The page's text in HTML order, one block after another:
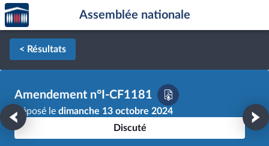
Aller au contenu
Aller en bas de la page
Accèder
à la
page
d'accueil
Assemblée nationale
< Résultats
Amendement n°I-CF1181
Déposé le dimanche 13 octobre 2024
Discuté